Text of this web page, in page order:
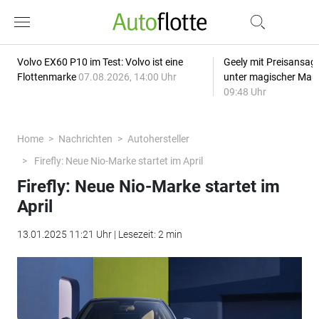
Volvo EX60 P10 im Test: Volvo ist eine
Flottenmarke 07.08.2026, 14:00 Uhr
Geely mit
unter magischer
09:48 Uhr
Home Nachrichten
Autohersteller
Firefly: Neue Nio-Marke startet im April
Firefly: Neue Nio-Marke startet im
April
13.01.2025 11:21 Uhr | Lesezeit: 2 min